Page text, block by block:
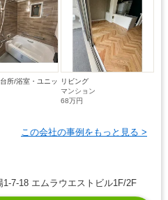
所/浴室・ユニッ
リビング
マンション
68万円
この会社の事例をもっと見る >
7-18 エムラウエストビル1F/2F